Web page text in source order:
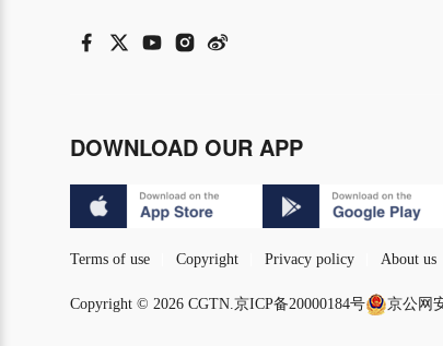
DOWNLOAD OUR APP
Terms of use Copyright Privacy policy About us
Copyright © 2026 CGTN.京ICP备20000184号 京公网